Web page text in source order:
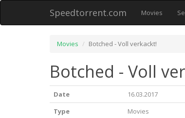
Speedtorrent.com Movies
Movies Botched - Voll verkackt!
Botched - Voll
Date
16.03.2017
Type
Movies